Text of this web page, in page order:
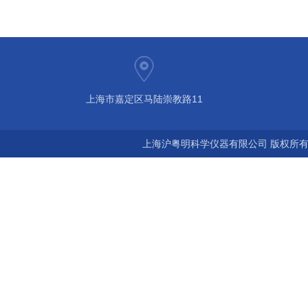
上海市嘉定区马陆崇教路11
上海沪粤明科学仪器有限公司 版权所